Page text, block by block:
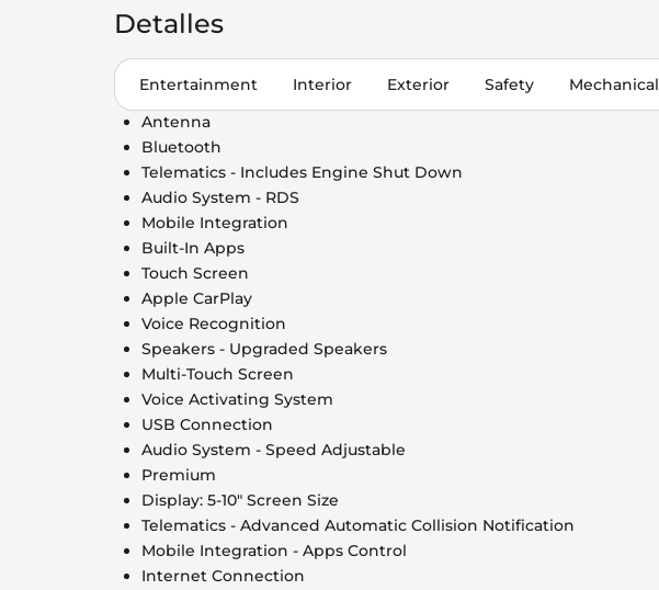
Detalles
Entertainment Interior Exterior Safety Mechanical
Antenna
Bluetooth
Telematics - Includes Engine Shut Down
Audio System - RDS
Mobile Integration
Built-In Apps
Touch Screen
Apple CarPlay
Voice Recognition
Speakers - Upgraded Speakers
Multi-Touch Screen
Voice Activating System
USB Connection
Audio System - Speed Adjustable
Premium
Display: 5-10" Screen Size
Telematics - Advanced Automatic Collision Notification
Mobile Integration - Apps Control
Internet Connection